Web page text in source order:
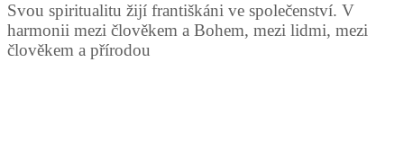
Svou spiritualitu žijí františkáni ve společenství. V
harmonii mezi člověkem a Bohem, mezi lidmi, mezi
člověkem a přírodou